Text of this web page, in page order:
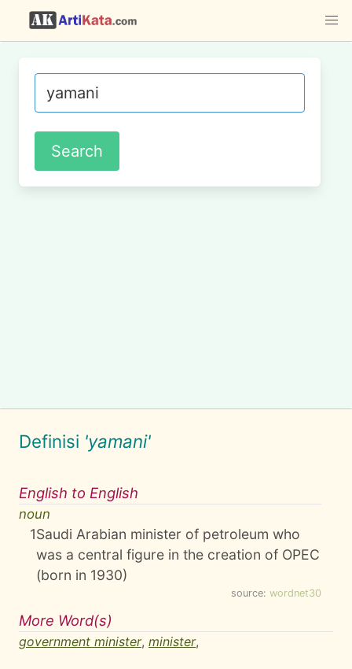
Definisi 'yamani'
English to English
noun
1Saudi Arabian minister of petroleum who
was a central figure in the creation of OPEC
(born in 1930)
source: wordnet30
More Word(s)
government minister, minister,